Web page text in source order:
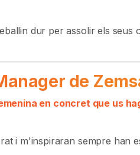
dur per assolir els seus
de
en concret que us
i m'inspiraran sempre han